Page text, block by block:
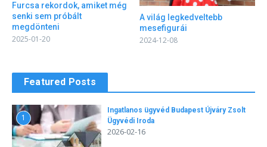
Furcsa rekordok, amiket még
senki sem próbált
megdönteni
2025-01-20
A világ legkedveltebb
mesefigurái
2024-12-08
Featured Posts
1
Ingatlanos ügyvéd Budapest Újváry Zsolt
Ügyvédi Iroda
2026-02-16